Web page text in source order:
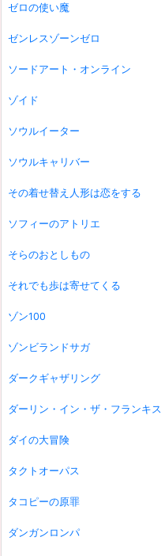
ゼロの使い魔
ゼンレスゾーンゼロ
ソードアート・オンライン
ゾイド
ソウルイーター
ソウルキャリバー
その着せ替え人形は恋をする
ソフィーのアトリエ
そらのおとしもの
それでも歩は寄せてくる
ゾン100
ゾンビランドサガ
ダークギャザリング
ダーリン・イン・ザ・フランキス
ダイの大冒険
タクトオーパス
タコピーの原罪
ダンガンロンパ